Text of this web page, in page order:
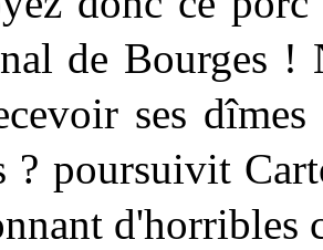
de Bourges
ses
? poursuivit
d'horribles